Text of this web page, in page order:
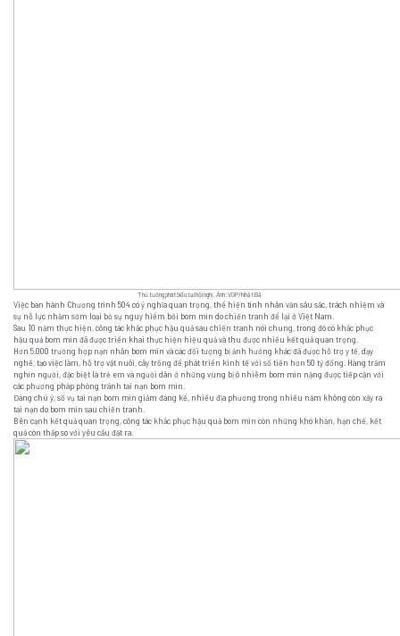
Thủ tướng phát biểu tại hội nghị. Ảnh: VGP/Nhật Bắ
Việc ban hành Chương trình 504 có ý nghĩa quan trọng, thể hiện tính nhân văn sâu sắc, trách nhiệm và
sự nỗ lực nhằm sớm loại bỏ sự nguy hiểm bởi bom mìn do chiến tranh để lại ở Việt Nam.
Sau 10 năm thực hiện, công tác khắc phục hậu quả sau chiến tranh nói chung, trong đó có khắc phục
hậu quả bom mìn đã được triển khai thực hiện hiệu quả và thu được nhiều kết quả quan trọng.
Hơn 5.000 trường hợp nạn nhân bom mìn và các đối tượng bị ảnh hưởng khác đã được hỗ trợ y tế, dạy
nghề, tạo việc làm, hỗ trợ vật nuôi, cây trồng để phát triển kinh tế với số tiền hơn 50 tỷ đồng. Hàng trăm
nghìn người, đặc biệt là trẻ em và người dân ở những vùng bị ô nhiễm bom mìn nặng được tiếp cận với
các phương pháp phòng tránh tai nạn bom mìn.
Đáng chú ý, số vụ tai nạn bom mìn giảm đáng kể, nhiều địa phương trong nhiều năm không còn xảy ra
tai nạn do bom mìn sau chiến tranh.
Bên cạnh kết quả quan trọng, công tác khắc phục hậu quả bom mìn còn những khó khăn, hạn chế, kết
quả còn thấp so với yêu cầu đặt ra.